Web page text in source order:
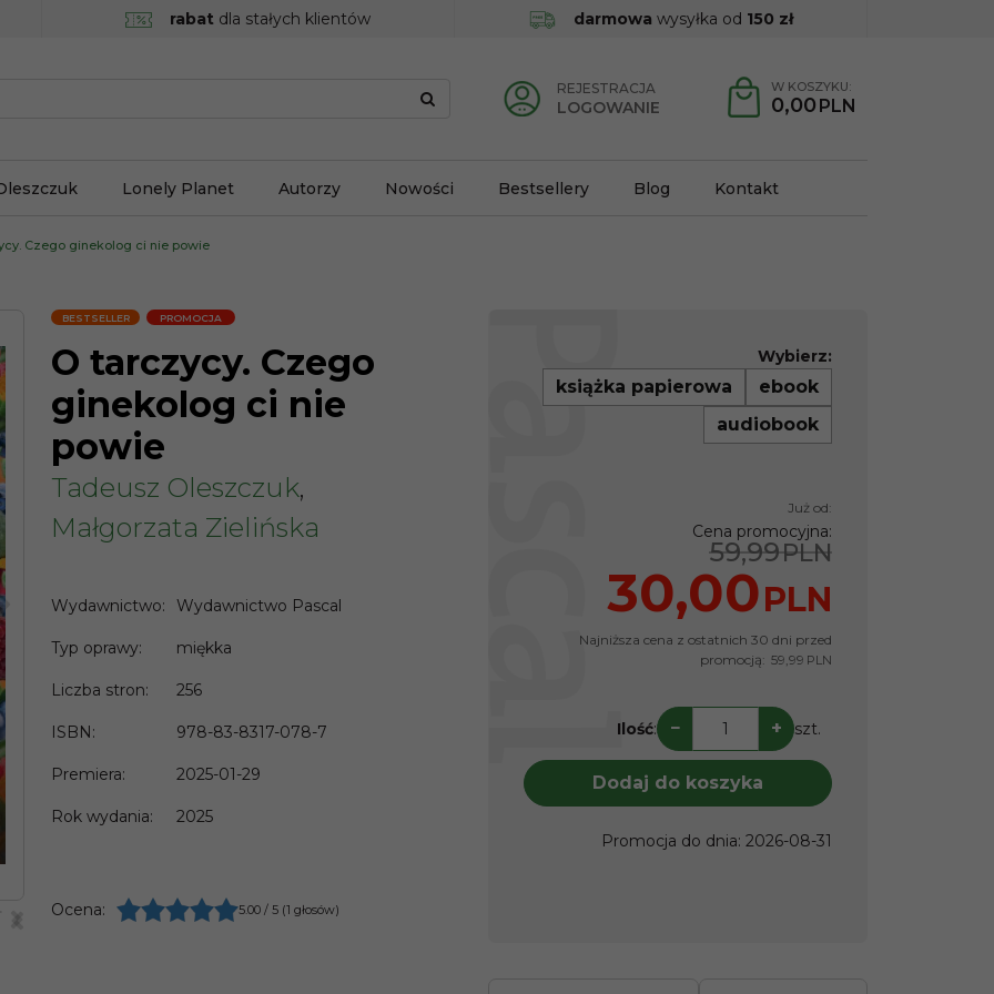
rabat dla stałych klientów darmowa wysyłka od 150 zł
REJESTRACJA
LOGOWANIE
W KOSZYKU:
0,00 PLN
Lonely Planet Autorzy Nowości Bestsellery Blog Kontakt
Czego ginekolog ci nie powie
BESTSELLER PROMOCJA
O tarczycy. Czego
ginekolog ci nie
powie
Tadeusz Oleszczuk,
Małgorzata Zielińska
Wydawnictwo: Wydawnictwo Pascal
Typ oprawy: miękka
Liczba stron: 256
ISBN: 978-83-8317-078-7
Premiera: 2025-01-29
Rok wydania: 2025
Ocena: 5.00 / 5 (1 głosów)
Wybierz:
książka papierowa
ebook
audiobook
Już od:
Cena promocyjna:
59,99PLN
30,00PLN
Najniższa cena z ostatnich 30 dni przed
promocją: 59,99 PLN
Ilość: − + szt.
Dodaj do koszyka
Promocja do dnia: 2026-08-31